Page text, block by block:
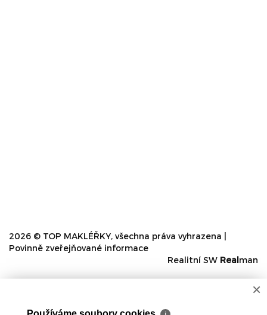
2026 © TOP MAKLÉŘKY, všechna práva vyhrazena |
Povinně zveřejňované informace
Realitní SW Realman
×